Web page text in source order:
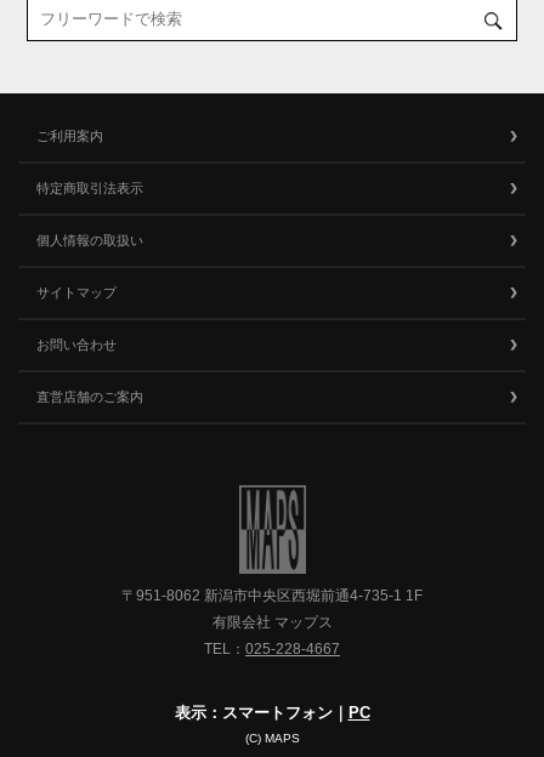
ご利用案内
特定商取引法表示
個人情報の取扱い
サイトマップ
お問い合わせ
直営店舗のご案内
〒951-8062 新潟市中央区西堀前通4-735-1 1F
有限会社 マップス
TEL： 025-228-4667
表示：スマートフォン｜ PC
(C) MAPS